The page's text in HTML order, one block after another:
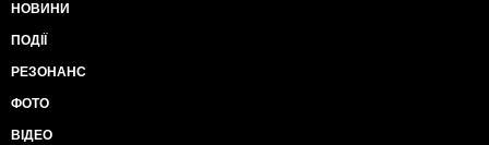
НОВИНИ
ПОДІЇ
РЕЗОНАНС
ФОТО
ВІДЕО